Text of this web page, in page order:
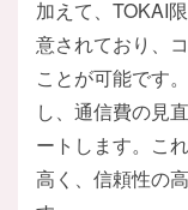
加えて、TOKAI
意されており、
ことが可能です
し、通信費の見
ートします。こ
高く、信頼性の